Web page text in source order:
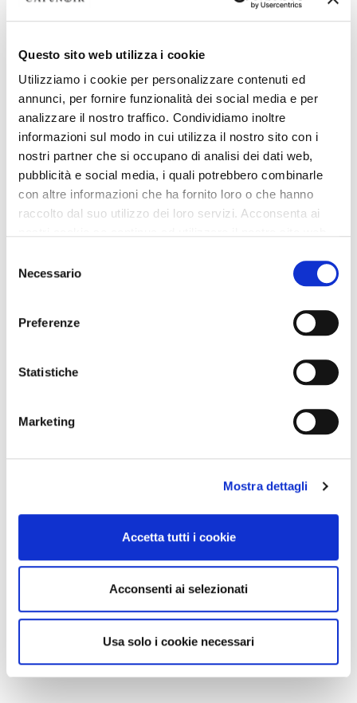
Questo sito web utilizza i cookie
Utilizziamo i cookie per personalizzare contenuti ed
annunci, per fornire funzionalità dei social media e per
analizzare il nostro traffico. Condividiamo inoltre
informazioni sul modo in cui utilizza il nostro sito con i
nostri partner che si occupano di analisi dei dati web,
pubblicità e social media, i quali potrebbero combinarle
con altre informazioni che ha fornito loro o che hanno
raccolto dal suo utilizzo dei loro servizi. Acconsenta ai
delNecessario
Preferenze
Statistiche
Marketing
Mostra dettagli
Accetta tutti i cookie
Acconsenti ai selezionati
Usa solo i cookie necessari
éclair tressée métallique
multicolore silver/white
49,00 €
-40%
29,40 €
aspect cuir avec applications
hazelnut
55,00 €
-40%
33,00 €